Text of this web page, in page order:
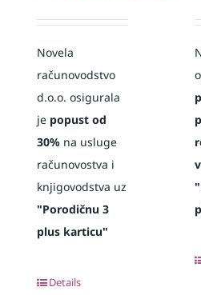
Novela
računovodstvo
d.o.o. osigurala
je popust od
30%na usluge
računovostva i
knjigovodstva uz
"Porodičnu 3
plus karticu"
Details